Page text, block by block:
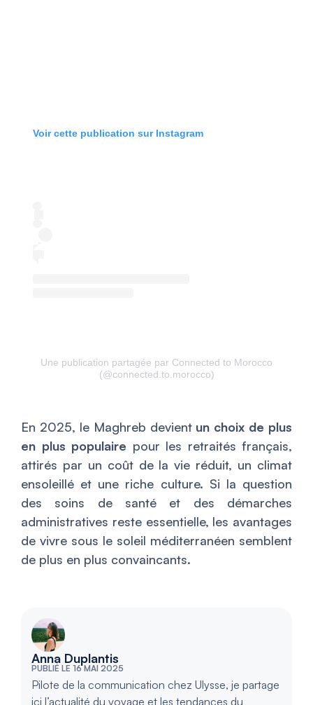
Voir cette publication sur Instagram
Une publication partagée par Connected to Morocco
(@connected.to.morocco)
En 2025, le Maghreb devient un choix de plus
en plus populaire pour les retraités français,
attirés par un coût de la vie réduit, un climat
ensoleillé et une riche culture. Si la question
des soins de santé et des démarches
administratives reste essentielle, les avantages
de vivre sous le soleil méditerranéen semblent
de plus en plus convaincants.
Anna Duplantis
PUBLIÉ LE 16 MAI 2025
Pilote de la communication chez Ulysse, je partage
ici l’actualité du voyage et les tendances du